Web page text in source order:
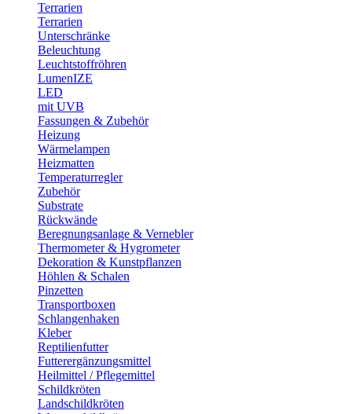
Terrarien
Terrarien
Unterschränke
Beleuchtung
Leuchtstoffröhren
LumenIZE
LED
mit UVB
Fassungen & Zubehör
Heizung
Wärmelampen
Heizmatten
Temperaturregler
Zubehör
Substrate
Rückwände
Beregnungsanlage & Vernebler
Thermometer & Hygrometer
Dekoration & Kunstpflanzen
Höhlen & Schalen
Pinzetten
Transportboxen
Schlangenhaken
Kleber
Reptilienfutter
Futterergänzungsmittel
Heilmittel / Pflegemittel
Schildkröten
Landschildkröten